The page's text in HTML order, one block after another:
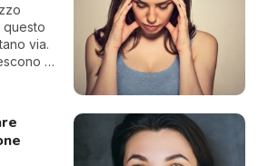
questo
via.
a